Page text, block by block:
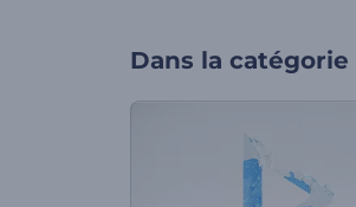
Dans la catégorie